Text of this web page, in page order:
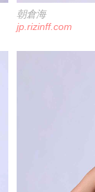
朝倉海
jp.rizinff.com